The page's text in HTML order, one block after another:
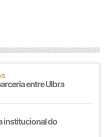
entre Ulbra
institucional do